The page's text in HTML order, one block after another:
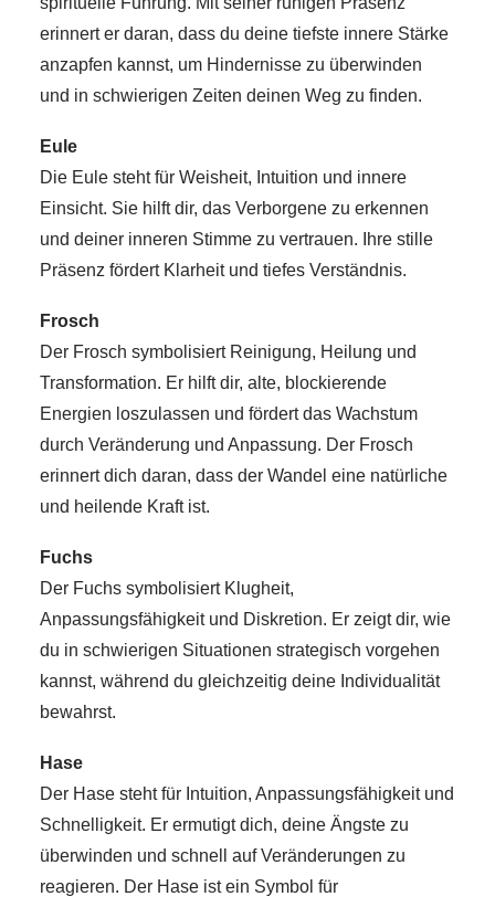
erinnert er daran, dass du deine tiefste innere Stärke
anzapfen kannst, um Hindernisse zu überwinden
und in schwierigen Zeiten deinen Weg zu finden.
Eule
Die Eule steht für Weisheit, Intuition und innere
Einsicht. Sie hilft dir, das Verborgene zu erkennen
und deiner inneren Stimme zu vertrauen. Ihre stille
Präsenz fördert Klarheit und tiefes Verständnis.
Frosch
Der Frosch symbolisiert Reinigung, Heilung und
Transformation. Er hilft dir, alte, blockierende
Energien loszulassen und fördert das Wachstum
durch Veränderung und Anpassung. Der Frosch
erinnert dich daran, dass der Wandel eine natürliche
und heilende Kraft ist.
Fuchs
Der Fuchs symbolisiert Klugheit,
Anpassungsfähigkeit und Diskretion. Er zeigt dir, wie
du in schwierigen Situationen strategisch vorgehen
kannst, während du gleichzeitig deine Individualität
bewahrst.
Hase
Der Hase steht für Intuition, Anpassungsfähigkeit und
Schnelligkeit. Er ermutigt dich, deine Ängste zu
überwinden und schnell auf Veränderungen zu
reagieren. Der Hase ist ein Symbol für